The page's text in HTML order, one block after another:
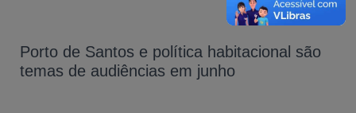
Porto de Santos e política habitacional são
temas de audiências em junho